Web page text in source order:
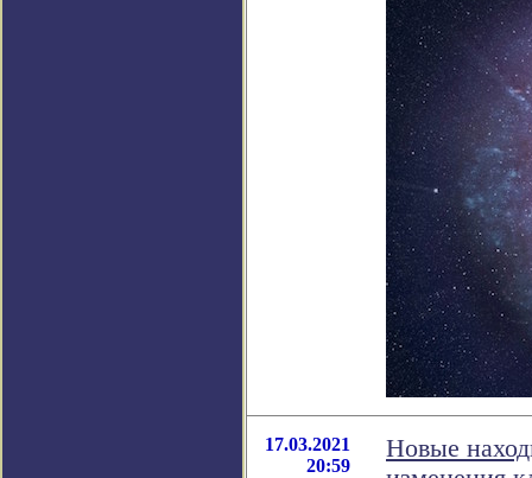
17.03.2021
20:59
Новые